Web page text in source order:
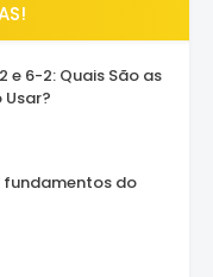
e 6-2: Quais São as
do